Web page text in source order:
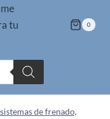
0
de frenado,